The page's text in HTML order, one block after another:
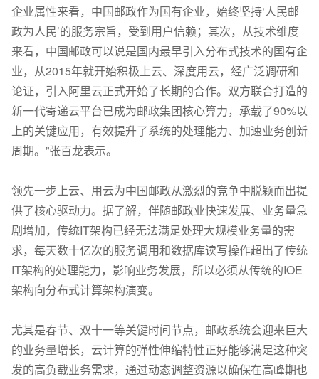
企业属性来看，中国邮政作为国有企业，始终坚持‘人民邮
政为人民’的服务宗旨，受到用户信赖；其次，从技术维度
来看，中国邮政可以说是国内最早引入分布式技术的国有企
业，从2015年就开始积极上云、深度用云，经广泛调研和
论证，引入阿里云正式开始了长期的合作。双方联合打造的
新一代寄递云平台已成为邮政集团核心算力，承载了90%以
上的关键应用，有效提升了系统的处理能力、加速业务创新
周期。”张百龙表示。
领先一步上云、用云为中国邮政从激烈的竞争中脱颖而出提
供了核心驱动力。据了解，伴随邮政业快速发展、业务量急
剧增加，传统IT架构已经无法满足处理大规模业务量的需
求，每天数十亿次的服务调用和数据库读写操作超出了传统
IT架构的处理能力，影响业务发展，所以必须从传统的IOE
架构向分布式计算架构演变。
尤其是春节、双十一等关键时间节点，邮政系统会迎来巨大
的业务量增长，云计算的弹性伸缩特性正好能够满足这种突
发的高负载业务需求，通过动态调整资源以确保在高峰期也